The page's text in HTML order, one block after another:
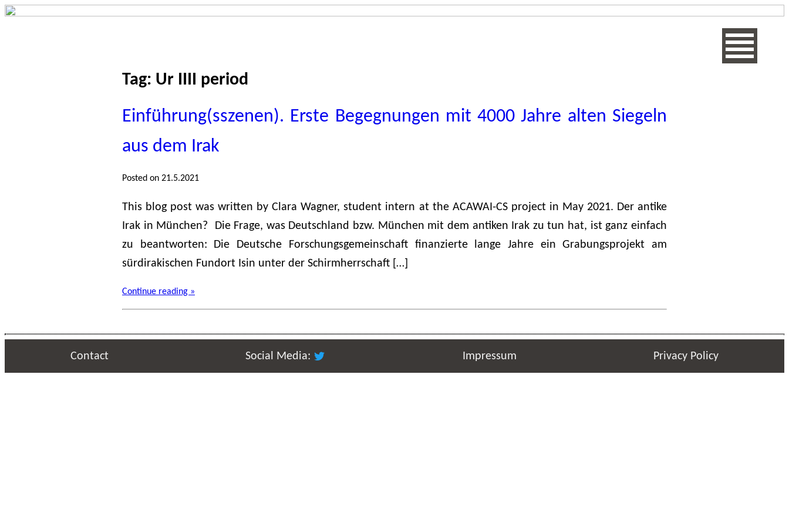
Tag: Ur IIII period
Einführung(sszenen). Erste Begegnungen mit 4000 Jahre alten Siegeln
aus dem Irak
Posted on 21.5.2021
This blog post was written by Clara Wagner, student intern at the ACAWAI-CS project in May 2021. Der antike
Irak in München? Die Frage, was Deutschland bzw. München mit dem antiken Irak zu tun hat, ist ganz einfach
zu beantworten: Die Deutsche Forschungsgemeinschaft finanzierte lange Jahre ein Grabungsprojekt am
sürdirakischen Fundort Isin unter der Schirmherrschaft […]
Continue reading »
Contact Social Media: Impressum Privacy Policy